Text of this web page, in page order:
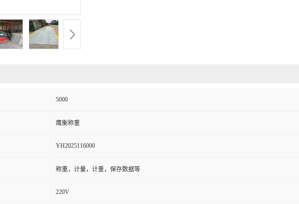
5000
鹰衡称重
YH2025116000
称重，计量，计重，保存数据等
220V